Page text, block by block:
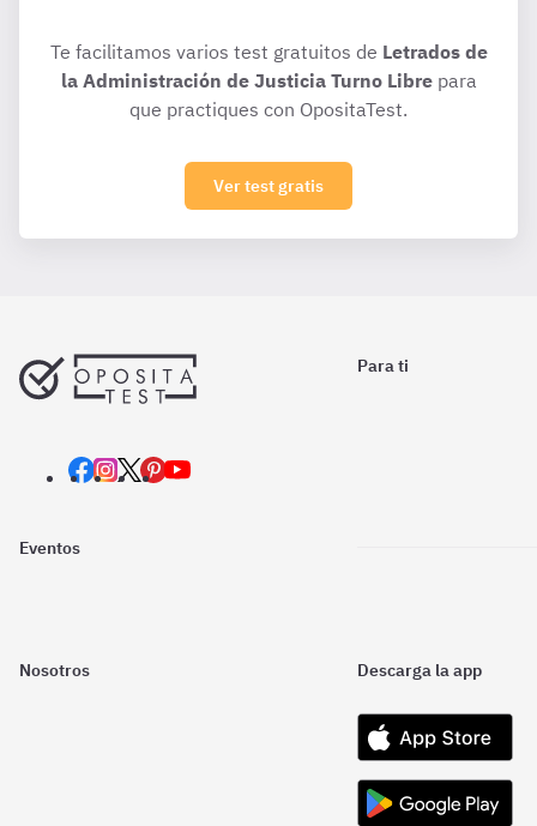
Te facilitamos varios test gratuitos de Letrados de
la Administración de Justicia Turno Librepara
que practiques con OpositaTest.
Ver test gratis
Para ti
Eventos
Nosotros Descarga la app